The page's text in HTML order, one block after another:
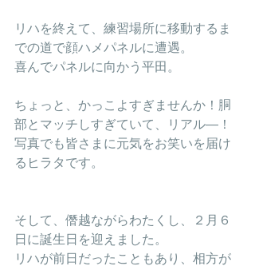
リハを終えて、練習場所に移動するま
での道で顔ハメパネルに遭遇。
喜んでパネルに向かう平田。
ちょっと、かっこよすぎませんか！胴
部とマッチしすぎていて、リアル―！
写真でも皆さまに元気をお笑いを届け
るヒラタです。
そして、僭越ながらわたくし、２月６
日に誕生日を迎えました。
リハが前日だったこともあり、相方が